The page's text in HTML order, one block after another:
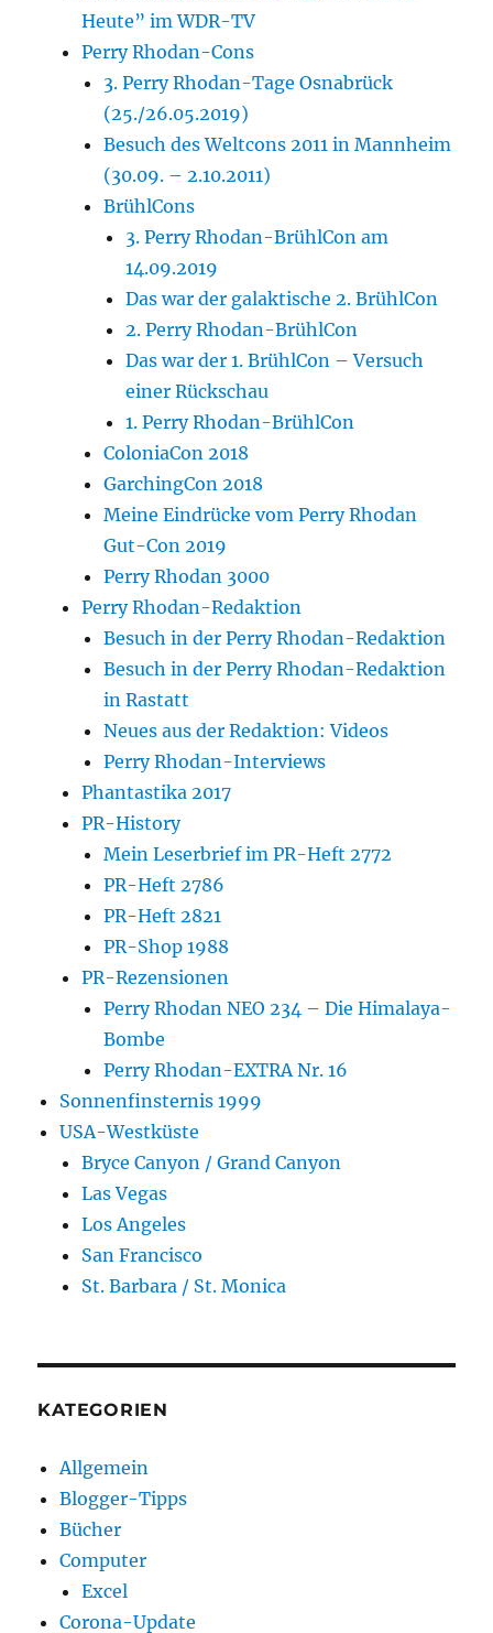
Heute” im WDR-TV
Perry Rhodan-Cons
3. Perry Rhodan-Tage Osnabrück
(25./26.05.2019)
Besuch des Weltcons 2011 in Mannheim
(30.09. – 2.10.2011)
BrühlCons
3. Perry Rhodan-BrühlCon am
14.09.2019
Das war der galaktische 2. BrühlCon
2. Perry Rhodan-BrühlCon
Das war der 1. BrühlCon – Versuch
einer Rückschau
1. Perry Rhodan-BrühlCon
ColoniaCon 2018
GarchingCon 2018
Meine Eindrücke vom Perry Rhodan
Gut-Con 2019
Perry Rhodan 3000
Perry Rhodan-Redaktion
Besuch in der Perry Rhodan-Redaktion
Besuch in der Perry Rhodan-Redaktion
in Rastatt
Neues aus der Redaktion: Videos
Perry Rhodan-Interviews
Phantastika 2017
PR-History
Mein Leserbrief im PR-Heft 2772
PR-Heft 2786
PR-Heft 2821
PR-Shop 1988
PR-Rezensionen
Perry Rhodan NEO 234 – Die Himalaya-
Bombe
Perry Rhodan-EXTRA Nr. 16
Sonnenfinsternis 1999
USA-Westküste
Bryce Canyon / Grand Canyon
Las Vegas
Los Angeles
San Francisco
St. Barbara / St. Monica
KATEGORIEN
Allgemein
Blogger-Tipps
Bücher
Computer
Excel
Corona-Update